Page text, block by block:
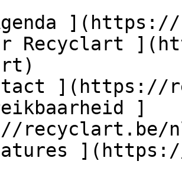
Recyclart
](https://
]
recyclart.be/